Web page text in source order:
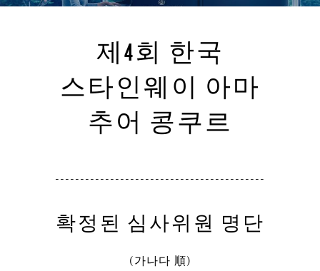
제4회 한국
스타인웨이 아마
추어 콩쿠르
------------------------------------------
확정된 심사위원 명단
(가나다 順)